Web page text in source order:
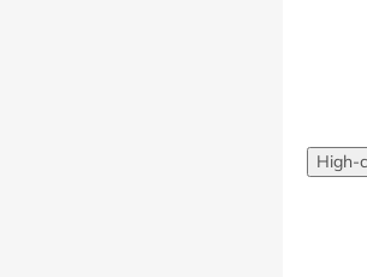
High-